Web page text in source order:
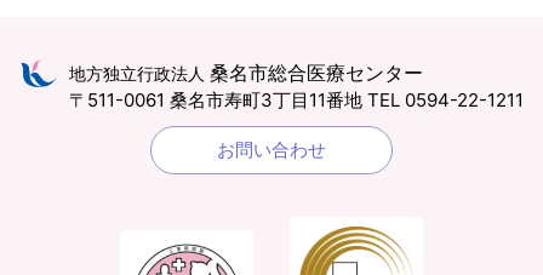
地方独立行政法人 桑名市総合医療センター
〒511-0061 桑名市寿町3丁目11番地 TEL 0594-22-1211
お問い合わせ